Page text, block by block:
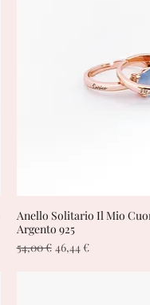
Vista
Anello Solitario Il Mio
Argento 925
Prezzo regolare
54,00 € Prezzo scontato
46,44 €